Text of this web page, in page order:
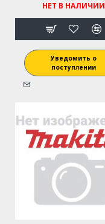
НЕТ В НАЛИЧИИ
Уведомить о
поступлении